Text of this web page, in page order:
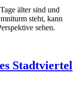
älter sind und
steht, kann
sehen.
Stadtviertel